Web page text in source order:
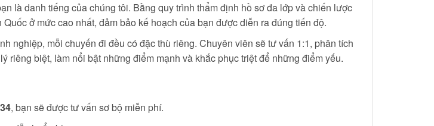
là danh tiếng của chúng tôi. Bằng quy trình thẩm định hồ sơ đa lớp và chiến lược
ở mức cao nhất, đảm bảo kế hoạch của bạn được diễn ra đúng tiến độ.
nghiệp, mỗi chuyến đi đều có đặc thù riêng. Chuyên viên sẽ tư vấn 1:1, phân tích
riêng biệt, làm nổi bật những điểm mạnh và khắc phục triệt để những điểm yếu.
, bạn sẽ được tư vấn sơ bộ miễn phí.